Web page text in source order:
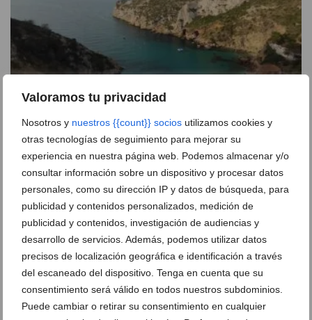
Valoramos tu privacidad
Nosotros y nuestros {{count}} socios utilizamos cookies y
otras tecnologías de seguimiento para mejorar su
experiencia en nuestra página web. Podemos almacenar y/o
consultar información sobre un dispositivo y procesar datos
personales, como su dirección IP y datos de búsqueda, para
publicidad y contenidos personalizados, medición de
publicidad y contenidos, investigación de audiencias y
desarrollo de servicios. Además, podemos utilizar datos
precisos de localización geográfica e identificación a través
del escaneado del dispositivo. Tenga en cuenta que su
consentimiento será válido en todos nuestros subdominios.
Puede cambiar o retirar su consentimiento en cualquier
Xàbia rompe todos sus registros históricos: julio ha
sido el mes más caluroso
03 de agosto de 2026